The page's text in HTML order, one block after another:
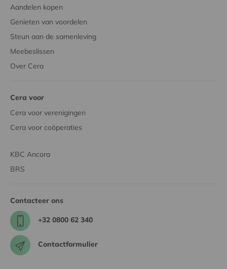
Aandelen kopen
Genieten van voordelen
Steun aan de samenleving
Meebeslissen
Over Cera
Cera voor
Cera voor verenigingen
Cera voor coöperaties
KBC Ancora
BRS
Contacteer ons
+32 0800 62 340
Contactformulier